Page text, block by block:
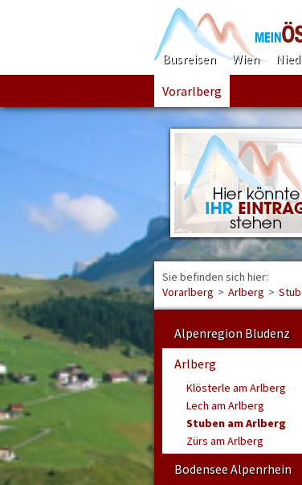
Busreisen Wien
Vorarlberg
Sie befinden sich hier:
Vorarlberg > Arlberg >
Alpenregion Bludenz
Arlberg
Klösterle am Arlberg
Lech am Arlberg
Stuben am Arlberg
Zürs am Arlberg
Bodensee Alpenrhein